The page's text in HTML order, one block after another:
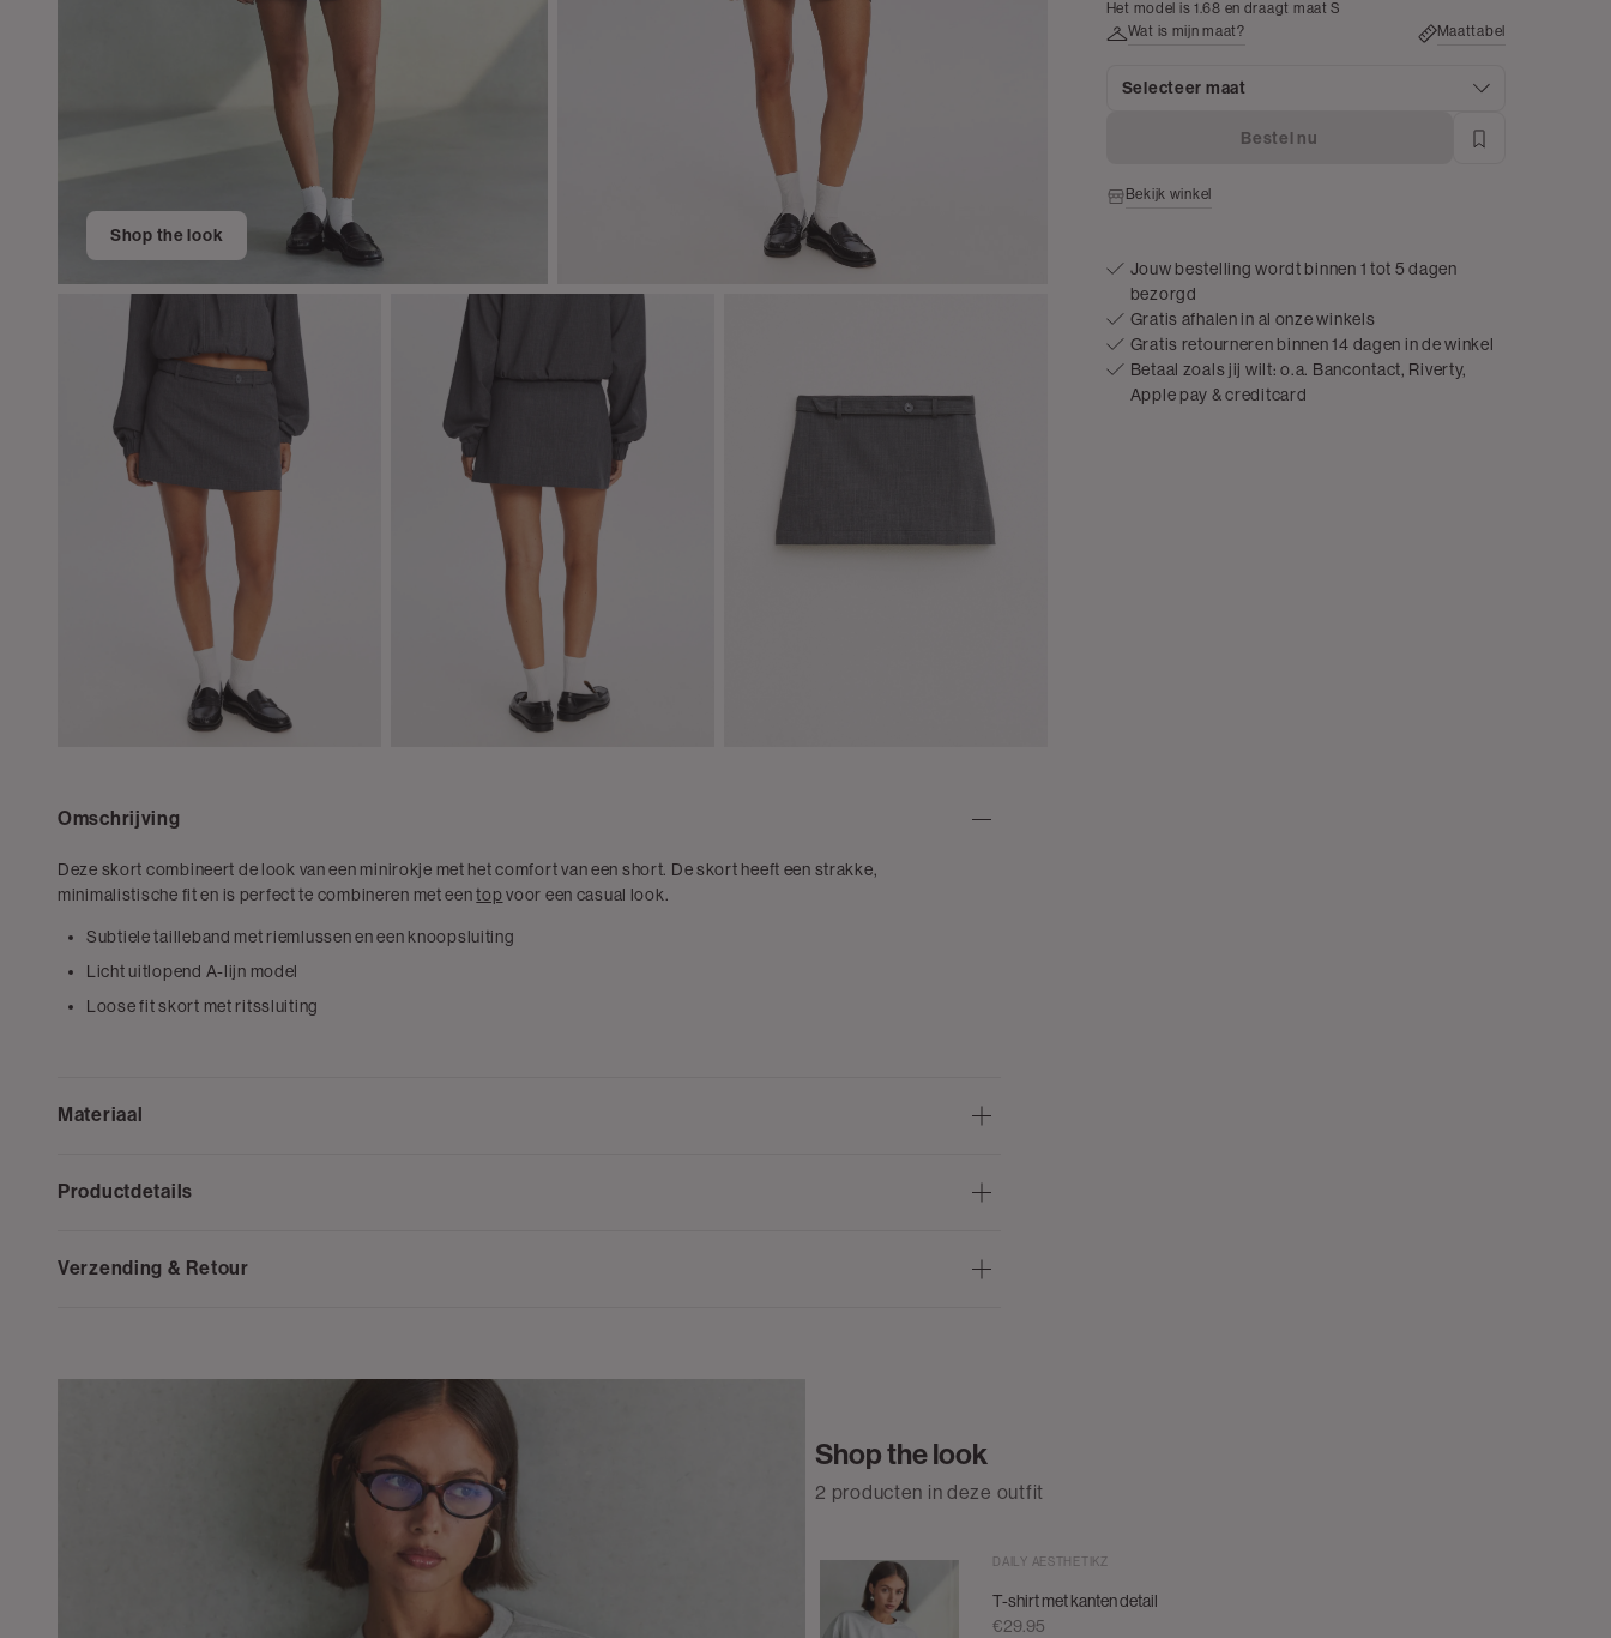
Shop the look
Het model is 1.68 en draagt maat S
Wat is mijn maat?
Maattabel
Selecteer maat
Bestel nu
Bekijk winkel
Jouw bestelling wordt binnen 1 tot 5 dagen
bezorgd
Gratis afhalen in al onze winkels
Gratis retourneren binnen 14 dagen in de winkel
Betaal zoals jij wilt: o.a. Bancontact, Riverty,
Apple pay & creditcard
Omschrijving
Deze skort combineert de look van een minirokje met het comfort van een short. De skort heeft een strakke,
minimalistische fit en is perfect te combineren met eentopvoor een casual look.
Subtiele tailleband met riemlussen en een knoopsluiting
Licht uitlopend A-lijn model
Loose fit skort met ritssluiting
Materiaal
Productdetails
Verzending & Retour
Shop the look
2 producten in deze outfit
DAILY AESTHETIKZ
T-shirt met kanten detail
€29.95